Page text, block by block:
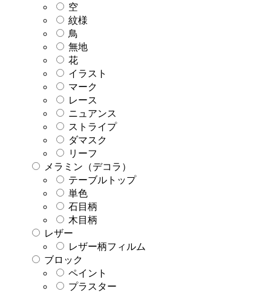
空
紋様
鳥
無地
花
イラスト
マーク
レース
ニュアンス
ストライプ
ダマスク
リーフ
メラミン（デコラ）
テーブルトップ
単色
石目柄
木目柄
レザー
レザー柄フィルム
ブロック
ペイント
プラスター